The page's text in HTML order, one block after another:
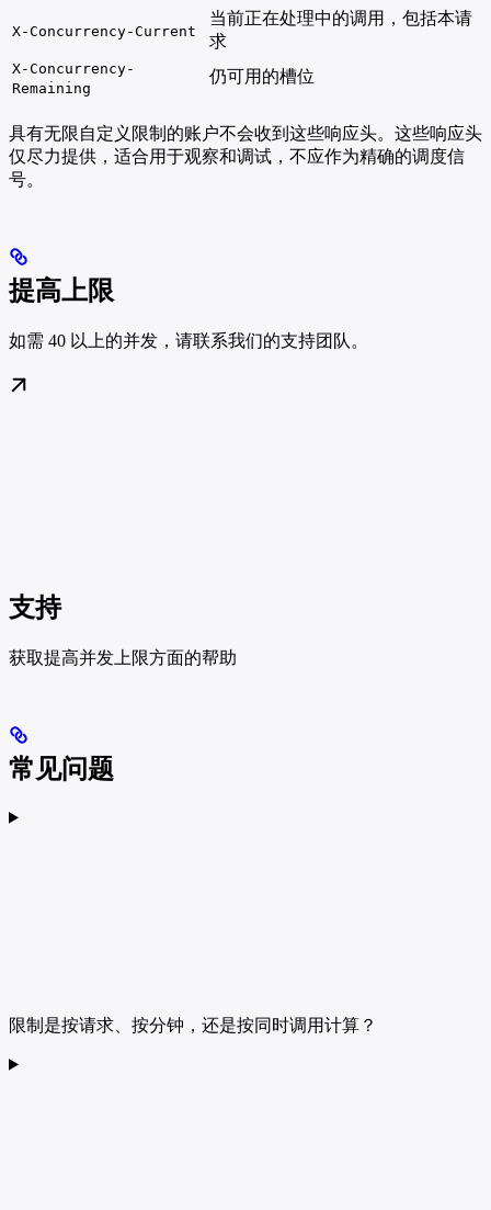
X-Concurrency-Current
当前正在处理中的调用，包括本请
求
X-Concurrency-
Remaining
仍可用的槽位
具有无限自定义限制的账户不会收到这些响应头。这些响应头
仅尽力提供，适合用于观察和调试，不应作为精确的调度信
号。
提高上限
如需 40 以上的并发，请联系我们的支持团队。
支持
获取提高并发上限方面的帮助
常见问题
限制是按请求、按分钟，还是按同时调用计算？